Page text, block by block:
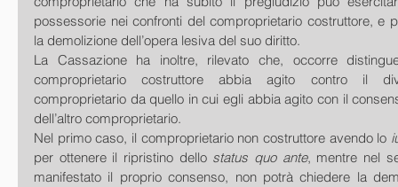
possessorie nei confronti del comproprietario costruttore, e
la demolizione dell’opera lesiva del suo diritto.
La Cassazione ha inoltre, rilevato che, occorre
comproprietario costruttore abbia agito contro il
comproprietario da quello in cui egli abbia agito con il
dell’altro comproprietario.
Nel primo caso, il comproprietario non costruttore avendo lo
per ottenere il ripristino dello status quo ante, mentre nel
manifestato il proprio consenso, non potrà chiedere la